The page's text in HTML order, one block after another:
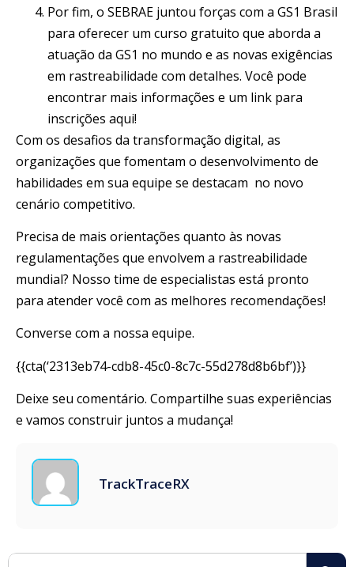
Por fim, o SEBRAE juntou forças com a GS1 Brasil
para oferecer um curso gratuito que aborda a
atuação da GS1 no mundo e as novas exigências
em rastreabilidade com detalhes. Você pode
encontrar mais informações e um link para
inscrições aqui!
Com os desafios da transformação digital, as
organizações que fomentam o desenvolvimento de
habilidades em sua equipe se destacam no novo
cenário competitivo.
Precisa de mais orientações quanto às novas
regulamentações que envolvem a rastreabilidade
mundial? Nosso time de especialistas está pronto
para atender você com as melhores recomendações!
Converse com a nossa equipe.
{{cta(‘2313eb74-cdb8-45c0-8c7c-55d278d8b6bf’)}}
Deixe seu comentário. Compartilhe suas experiências
e vamos construir juntos a mudança!
TrackTraceRX